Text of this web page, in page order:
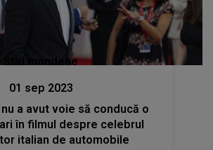
Stiri mondene
01 sep 2023
a avut voie să conducă o
în filmul despre celebrul
italian de automobile